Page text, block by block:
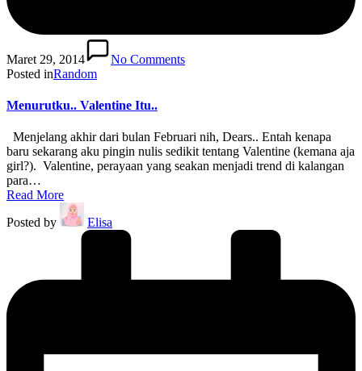
Maret 29, 2014
No Comments
Posted inRandom
Menurutku.. Valentine Itu..
Menjelang akhir dari bulan Februari nih, Dears.. Entah kenapa
baru sekarang aku pingin nulis sedikit tentang Valentine (kemana aja
girl?). Valentine, perayaan yang seakan menjadi trend di kalangan
para…
Read More
Posted by
Elisa